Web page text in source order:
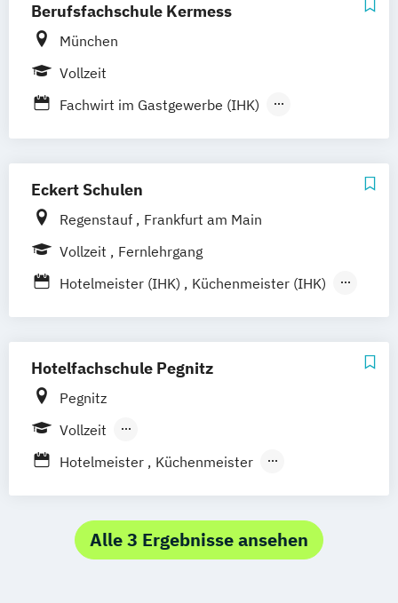
Berufsfachschule Kermess
München
Vollzeit
Fachwirt im Gastgewerbe (IHK)
Staatlich geprüfte/r Assistent/in für Hotel-
Eckert Schulen
Regenstauf
Frankfurt am Main
Vollzeit
Fernlehrgang
Hotelmeister (IHK)
Küchenmeister (IHK)
Hotelfachschule Pegnitz
Pegnitz
Vollzeit
Berufsbegleitender Präsenzlehrgang
Hotelmeister
Küchenmeister
Alle 3 Ergebnisse ansehen